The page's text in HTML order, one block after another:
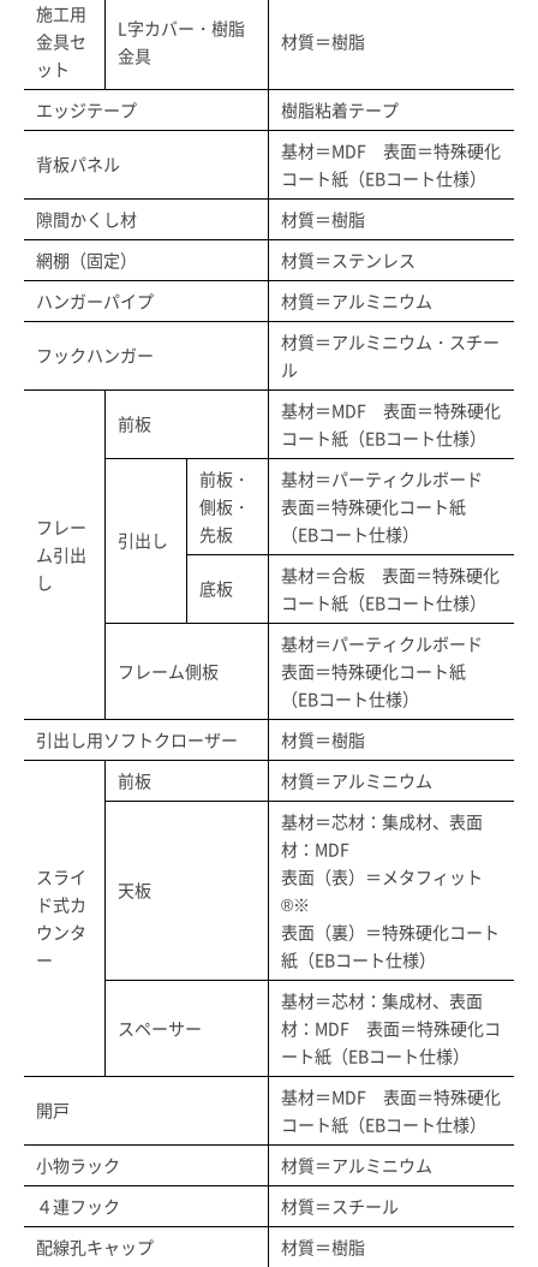
施工用
金具セ
ット
L字カバー・樹脂
金具
材質＝樹脂
エッジテープ 樹脂粘着テープ
背板パネル
基材＝MDF 表面＝特殊硬化
コート紙（EBコート仕様）
隙間かくし材
材質＝樹脂
網棚（固定）
材質＝ステンレス
ハンガーパイプ
材質＝アルミニウム
フックハンガー
材質＝アルミニウム・スチー
ル
フレー
ム引出
し
前板
基材＝MDF 表面＝特殊硬化
コート紙（EBコート仕様）
引出し
前板・
側板・
先板
基材＝パーティクルボード
表面＝特殊硬化コート紙
（EBコート仕様）
底板
基材＝合板 表面＝特殊硬化
コート紙（EBコート仕様）
フレーム側板
基材＝パーティクルボード
表面＝特殊硬化コート紙
（EBコート仕様）
引出し用ソフトクローザー
材質＝樹脂
スライ
ド式カ
ウンタ
ー
前板 材質＝アルミニウム
天板
基材＝芯材：集成材、表面
材：MDF
表面（表）＝メタフィット
®※
表面（裏）＝特殊硬化コート
紙（EBコート仕様）
スペーサー
基材＝芯材：集成材、表面
材：MDF 表面＝特殊硬化コ
ート紙（EBコート仕様）
開戸
基材＝MDF 表面＝特殊硬化
コート紙（EBコート仕様）
小物ラック
材質＝アルミニウム
４連フック
材質＝スチール
配線孔キャップ
材質＝樹脂